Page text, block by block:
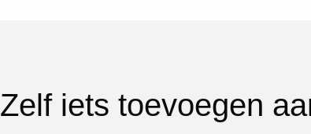
Zelf iets toevoegen